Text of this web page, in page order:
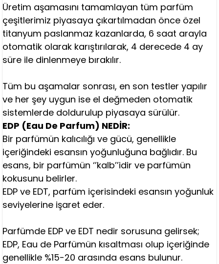
Üretim aşamasını tamamlayan tüm parfüm
çeşitlerimiz piyasaya çıkartılmadan önce özel
titanyum paslanmaz kazanlarda, 6 saat arayla
otomatik olarak karıştırılarak, 4 derecede 4 ay
süre ile dinlenmeye bırakılır.
Tüm bu aşamalar sonrası, en son testler yapılır
ve her şey uygun ise el değmeden otomatik
sistemlerde doldurulup piyasaya sürülür.
EDP (Eau De Parfum) NEDİR:
Bir parfümün kalıcılığı ve gücü, genellikle
içeriğindeki esansın yoğunluğuna bağlıdır. Bu
esans, bir parfümün ‘’kalb’’idir ve parfümün
kokusunu belirler.
EDP ve EDT, parfüm içerisindeki esansın yoğunluk
seviyelerine işaret eder.
Parfümde EDP ve EDT nedir sorusuna gelirsek;
EDP, Eau de Parfümün kısaltması olup içeriğinde
genellikle %15-20 arasında esans bulunur.